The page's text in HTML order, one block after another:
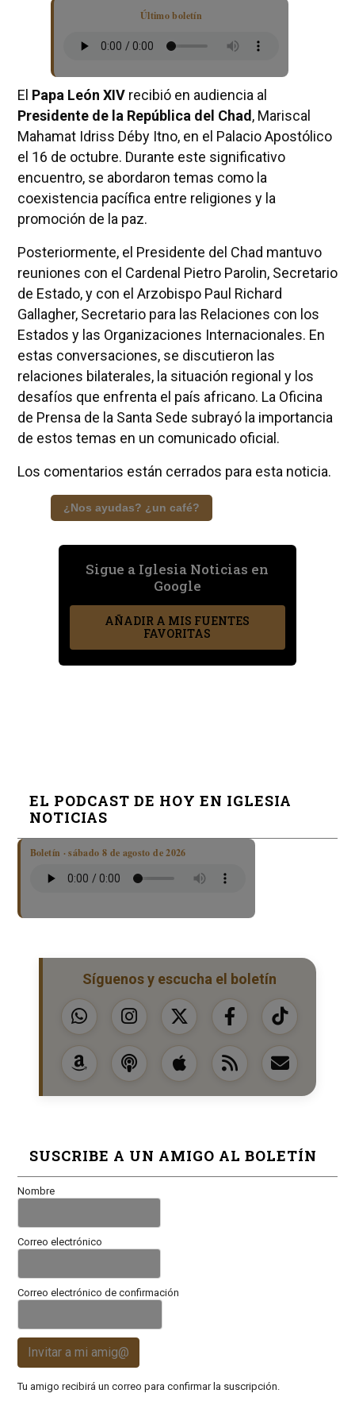
Último boletín
El Papa León XIVrecibió en audiencia al
Presidente de la República del Chad, Mariscal
Mahamat Idriss Déby Itno, en el Palacio Apostólico
el 16 de octubre. Durante este significativo
encuentro, se abordaron temas como la
coexistencia pacífica entre religiones y la
promoción de la paz.
Posteriormente, el Presidente del Chad mantuvo
reuniones con el Cardenal Pietro Parolin, Secretario
de Estado, y con el Arzobispo Paul Richard
Gallagher, Secretario para las Relaciones con los
Estados y las Organizaciones Internacionales. En
estas conversaciones, se discutieron las
relaciones bilaterales, la situación regional y los
desafíos que enfrenta el país africano. La Oficina
de Prensa de la Santa Sede subrayó la importancia
de estos temas en un comunicado oficial.
Los comentarios están cerrados para esta noticia.
¿Nos ayudas? ¿un café?
Sigue a Iglesia Noticias en
Google
AÑADIR A MIS FUENTES
FAVORITAS
EL PODCAST DE HOY EN IGLESIA
NOTICIAS
Boletín · sábado 8 de agosto de 2026
Síguenos y escucha el boletín
SUSCRIBE A UN AMIGO AL BOLETÍN
Nombre
Correo electrónico
Correo electrónico de confirmación
Invitar a mi amig@
Tu amigo recibirá un correo para confirmar la suscripción.